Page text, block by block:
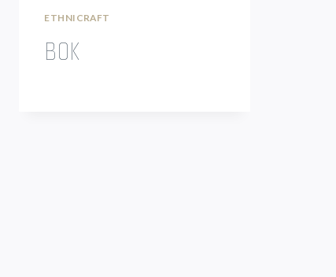
ETHNICRAFT
BOK